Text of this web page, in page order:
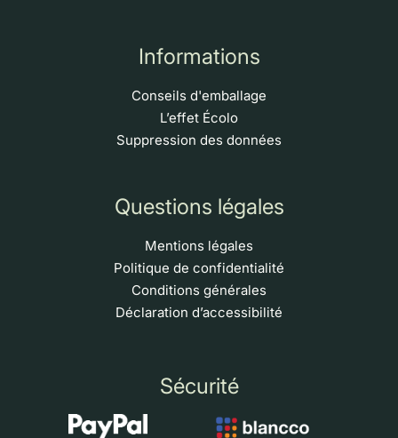
Informations
Conseils d'emballage
L’effet Écolo
Suppression des données
Questions légales
Mentions légales
Politique de confidentialité
Conditions générales
Déclaration d’accessibilité
Sécurité